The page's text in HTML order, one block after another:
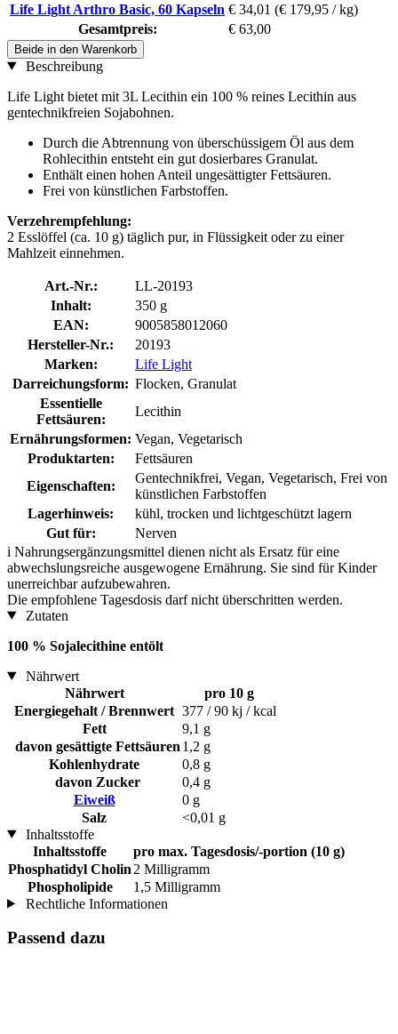
Life Light Arthro Basic, 60 Kapseln € 34,01 (€ 179,95 / kg)
Gesamtpreis:
€ 63,00
Beide in den Warenkorb
Beschreibung
Life Light bietet mit 3L Lecithin ein 100 % reines Lecithin aus
gentechnikfreien Sojabohnen.
Durch die Abtrennung von überschüssigem Öl aus dem
Rohlecithin entsteht ein gut dosierbares Granulat.
Enthält einen hohen Anteil ungesättigter Fettsäuren.
Frei von künstlichen Farbstoffen.
Verzehrempfehlung:
2 Esslöffel (ca. 10 g) täglich pur, in Flüssigkeit oder zu einer
Mahlzeit einnehmen.
Art.-Nr.:
LL-20193
Inhalt:
350 g
EAN:
9005858012060
Hersteller-Nr.:
20193
Marken:
Life Light
Darreichungsform: Flocken, Granulat
Essentielle
Fettsäuren:
Lecithin
Ernährungsformen: Vegan, Vegetarisch
Produktarten:
Fettsäuren
Eigenschaften:
Gentechnikfrei, Vegan, Vegetarisch, Frei von
künstlichen Farbstoffen
Lagerhinweis:
kühl, trocken und lichtgeschützt lagern
Gut für:
Nerven
i Nahrungsergänzungsmittel dienen nicht als Ersatz für eine
abwechslungsreiche ausgewogene Ernährung. Sie sind für Kinder
unerreichbar aufzubewahren.
Die empfohlene Tagesdosis darf nicht überschritten werden.
Zutaten
100 % Sojalecithine entölt
Nährwert
Nährwert
pro 10 g
Energiegehalt / Brennwert 377 / 90 kj / kcal
Fett
9,1 g
davon gesättigte Fettsäuren 1,2 g
Kohlenhydrate
0,8 g
davon Zucker
0,4 g
Eiweiß
0 g
Salz
<0,01 g
Inhaltsstoffe
Inhaltsstoffe
pro max. Tagesdosis/-portion (10 g)
Phosphatidyl Cholin 2 Milligramm
Phospholipide
1,5 Milligramm
Rechtliche Informationen
Passend dazu